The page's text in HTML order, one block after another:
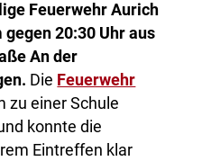
Feuerwehr Aurich
20:30 Uhr aus
An der
Die Feuerwehr
zu einer Schule
konnte die
Eintreffen klar